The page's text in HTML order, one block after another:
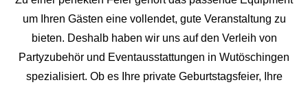
um Ihren Gästen eine vollendet, gute Veranstaltung zu
bieten. Deshalb haben wir uns auf den Verleih von
Partyzubehör und Eventausstattungen in Wutöschingen
spezialisiert. Ob es Ihre private Geburtstagsfeier, Ihre